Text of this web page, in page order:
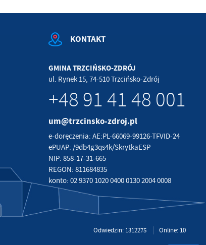
KONTAKT
GMINA TRZCIŃSKO-ZDRÓJ
ul. Rynek 15, 74-510 Trzcińsko-Zdrój
+48 91 41 48 001
um@trzcinsko-zdroj.pl
e-doręczenia: AE:PL-66069-99126-TFVID-24
ePUAP: /9db4g3qs4k/SkrytkaESP
NIP: 858-17-31-665
REGON: 811684835
konto: 02 9370 1020 0400 0130 2004 0008
Odwiedzin: 1312275 Online: 10